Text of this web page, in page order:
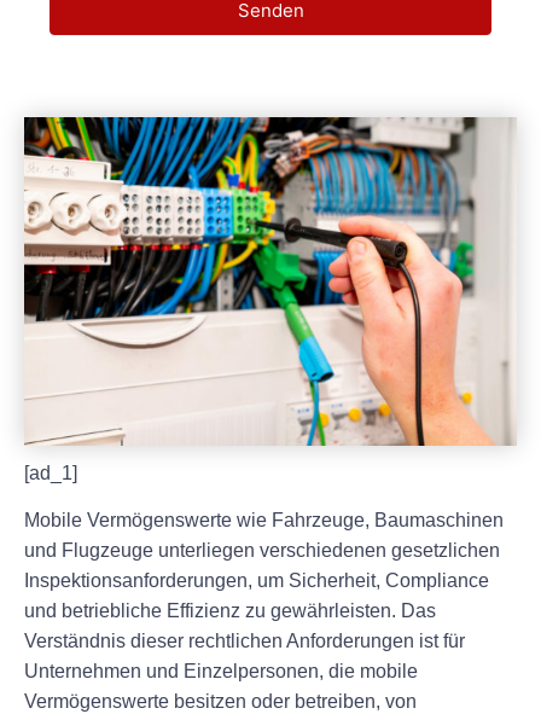
Senden
[ad_1]
Mobile Vermögenswerte wie Fahrzeuge, Baumaschinen
und Flugzeuge unterliegen verschiedenen gesetzlichen
Inspektionsanforderungen, um Sicherheit, Compliance
und betriebliche Effizienz zu gewährleisten. Das
Verständnis dieser rechtlichen Anforderungen ist für
Unternehmen und Einzelpersonen, die mobile
Vermögenswerte besitzen oder betreiben, von